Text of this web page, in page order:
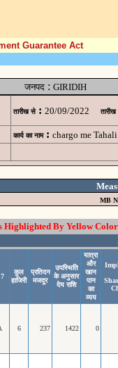
Guarantee Act
जनपद : GIRIDIH
तारीख से : 20/09/2022 तारीख
कार्य का नाम : chargo me
MB
Highlighted By Yellow
7
कुल
हाजिरी
प्रतिदन
मजदूर
उपस्थिति
के अनुसार
देय राशि
यात्रा
और
खान
पान
का
व्यय
6 237 1422 0